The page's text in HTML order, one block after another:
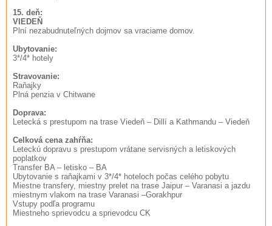
15. deň:
VIEDEŇ
Plní nezabudnuteľných dojmov sa vraciame domov.
Ubytovanie:
3*/4* hotely
Stravovanie:
Raňajky
Plná penzia v Chitwane
Doprava:
Letecká s prestupom na trase Viedeň – Dillí a Kathmandu – Viedeň
Celková cena zahŕňa:
Leteckú dopravu s prestupom vrátane servisných a letiskových
poplatkov
Transfer BA – letisko – BA
Ubytovanie s raňajkami v 3*/4* hoteloch počas celého pobytu
Miestne transfery, miestny prelet na trase Jaipur – Varanasi a jazdu
miestnym vlakom na trase Varanasi –Gorakhpur
Vstupy podľa programu
Miestneho sprievodcu a sprievodcu CK